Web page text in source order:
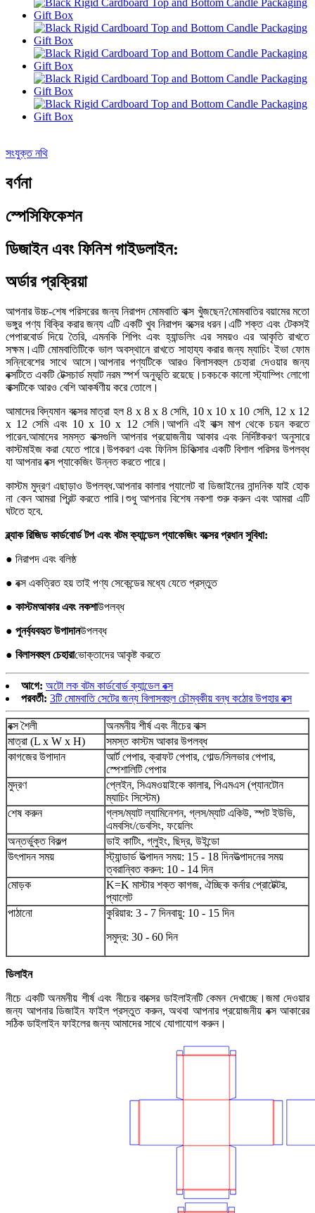
সংযুক্ত নথি
বর্ণনা
স্পেসিফিকেশন
ডিজাইন এবং ফিনিশ গাইডলাইন:
অর্ডার প্রক্রিয়া
আপনার উচ্চ-শেষ পরিসরের জন্য নিরাপদ মোমবাতি বাক্স খুঁজছেন?মোমবাতির বয়ামের মতো
ভঙ্গুর পণ্য বিক্রি করার জন্য এটি একটি খুব নিরাপদ বক্সের ধরন।এটি শক্ত এবং টেকসই
পেপারবোর্ড দিয়ে তৈরি, এমনকি শিপিং এবং হ্যান্ডলিং এর সময়ও এর আকৃতি রাখতে
সক্ষম।এটি মোমবাতিটিকে ভাল অবস্থানে রাখতে সাহায্য করার জন্য ম্যাচিং ইভা ফোম
সন্নিবেশের সাথে আসে।আপনার পণ্যটিকে আরও বিলাসবহুল চেহারা দেওয়ার জন্য
বক্সটিতে একটি টেক্সচার্ড ম্যাট নরম স্পর্শ অনুভূতি রয়েছে।চকচকে কালো স্ট্যাম্পিং লোগো
বাক্সটিকে আরও বেশি আকর্ষণীয় করে তোলে।
আমাদের বিদ্যমান বক্সের মাত্রা হল 8 x 8 x 8 সেমি, 10 x 10 x 10 সেমি, 12 x 12
x 12 সেমি এবং 10 x 10 x 12 সেমি।আপনি এই বাক্স মাপ থেকে চয়ন করতে
পারেন.আমাদের সমস্ত বাক্সগুলি আপনার প্রয়োজনীয় আকার এবং নির্দিষ্টকরণ অনুসারে
কাস্টমাইজ করা যেতে পারে।উপকরণ এবং ফিনিস চিকিত্সার একটি বিশাল পরিসর উপলব্ধ
যা আপনার বক্স প্যাকেজিং উন্নত করতে পারে।
কাস্টম মুদ্রণ এছাড়াও উপলব্ধ.আপনার কালার প্যালেট বা ডিজাইনের নান্দনিক যাই হোক
না কেন আমরা প্রিন্ট করতে পারি।শুধু আপনার বিশেষ নকশা শুরু করুন এবং আমরা এটি
ঘটতে হবে.
ব্ল্যাক রিজিড কার্ডবোর্ড টপ এবং বটম ক্যান্ডেল প্যাকেজিং বক্সের প্রধান সুবিধা:
● নিরাপদ এবং বলিষ্ঠ
● বক্স একত্রিত হয় তাই পণ্য সেকেন্ডের মধ্যে যেতে প্রস্তুত
● কাস্টমআকার এবং নকশাউপলব্ধ
● পুনর্ব্যবহৃত উপাদানউপলব্ধ
● বিলাসবহুল চেহারাভোক্তাদের আকৃষ্ট করতে
আগে: অটো লক বটম কার্ডবোর্ড ক্যান্ডেল বক্স
পরবর্তী: 3টি মোমবাতি সেটের জন্য বিলাসবহুল চৌম্বকীয় বন্ধ কঠোর উপহার বক্স
বক্স শৈলী
অনমনীয় শীর্ষ এবং নীচের বাক্স
মাত্রা (L x W x H)
সমস্ত কাস্টম আকার উপলব্ধ
কাগজের উপাদান
আর্ট পেপার, ক্রাফট পেপার, গোল্ড/সিলভার পেপার,
স্পেশালিটি পেপার
মুদ্রণ
প্লেইন, সিএমওয়াইকে কালার, পিএমএস (প্যানটোন
ম্যাচিং সিস্টেম)
শেষ করুন
গ্লস/ম্যাট ল্যামিনেশন, গ্লস/ম্যাট একিউ, স্পট ইউভি,
এমবসিং/ডেবসিং, ফয়েলিং
অন্তর্ভুক্ত বিকল্প
ডাই কাটিং, গ্লুইং, ছিদ্র, উইন্ডো
উৎপাদন সময়
স্ট্যান্ডার্ড উত্পাদন সময়: 15 - 18 দিনউত্পাদনের সময়
ত্বরান্বিত করুন: 10 - 14 দিন
মোড়ক
K=K মাস্টার শক্ত কাগজ, ঐচ্ছিক কর্নার প্রোটেক্টর,
প্যালেট
পাঠানো
কুরিয়ার: 3 - 7 দিনবায়ু: 10 - 15 দিন
সমুদ্র: 30 - 60 দিন
ডিলাইন
নীচে একটি অনমনীয় শীর্ষ এবং নীচের বাক্সের ডাইলাইনটি কেমন দেখাচ্ছে।জমা দেওয়ার
জন্য আপনার ডিজাইন ফাইল প্রস্তুত করুন, অথবা আপনার প্রয়োজনীয় বক্স আকারের
সঠিক ডাইলাইন ফাইলের জন্য আমাদের সাথে যোগাযোগ করুন।